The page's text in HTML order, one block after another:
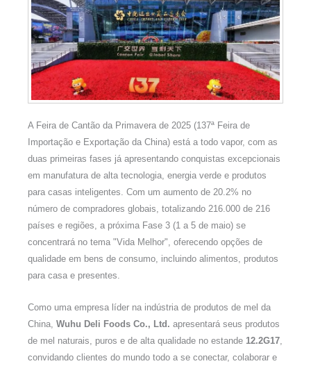
A Feira de Cantão da Primavera de 2025 (137ª Feira de
Importação e Exportação da China) está a todo vapor, com as
duas primeiras fases já apresentando conquistas excepcionais
em manufatura de alta tecnologia, energia verde e produtos
para casas inteligentes. Com um aumento de 20.2% no
número de compradores globais, totalizando 216.000 de 216
países e regiões, a próxima Fase 3 (1 a 5 de maio) se
concentrará no tema "Vida Melhor", oferecendo opções de
qualidade em bens de consumo, incluindo alimentos, produtos
para casa e presentes.
Como uma empresa líder na indústria de produtos de mel da
China, Wuhu Deli Foods Co., Ltd. apresentará seus produtos
de mel naturais, puros e de alta qualidade no estande 12.2G17,
convidando clientes do mundo todo a se conectar, colaborar e